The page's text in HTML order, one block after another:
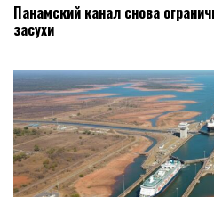
Панамский канал снова
засухи